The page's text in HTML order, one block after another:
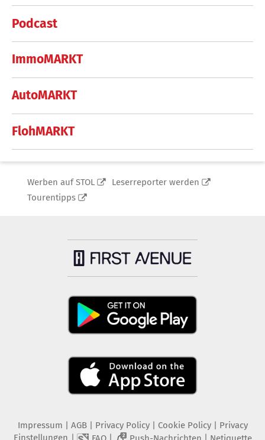
Podcast
ImmoMARKT
AutoMARKT
FlohMARKT
Werben auf STOL
Leserreporter werden
Tourentipps
Impressum AGB Privacy Policy| Cookie Policy| Privacy
Einstellungen
| 2